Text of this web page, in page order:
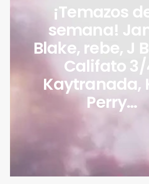
¡Temazos
semana!
Blake, rebe, J
Califato
Kaytranada,
Perry…